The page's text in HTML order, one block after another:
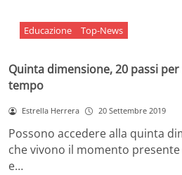
Educazione Top-News
Quinta dimensione, 20 passi
tempo
Estrella Herrera 20 Settembre 2019
Possono accedere alla quinta
che vivono il momento
e…